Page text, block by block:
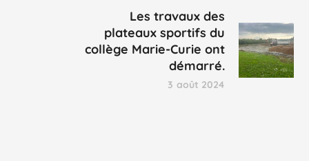
Les travaux des
plateaux sportifs du
collège Marie-Curie ont
démarré.
3 août 2024